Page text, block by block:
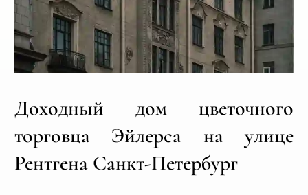
Доходный дом цветочного
торговца Эйлерса на улице
Рентгена Санкт-Петербург